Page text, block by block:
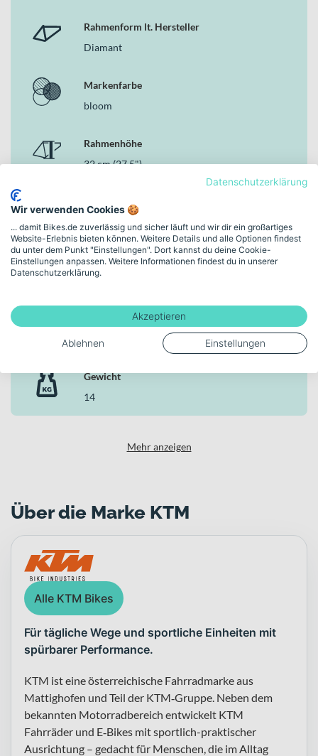
Rahmenform lt. Hersteller
Diamant
Markenfarbe
bloom
Rahmenhöhe
32 cm (27,5")
Kettenschaltung
Bremsen
Hydraulische Scheibenbremse
Rahmen-Material
Aluminium
Gewicht
14
Mehr anzeigen
Über die Marke KTM
Alle KTM Bikes
Für tägliche Wege und sportliche Einheiten mit
spürbarer Performance.
KTM ist eine österreichische Fahrradmarke aus
Mattighofen und Teil der KTM‑Gruppe. Neben dem
bekannten Motorradbereich entwickelt KTM
Fahrräder und E‑Bikes mit sportlich-praktischer
Ausrichtung – gedacht für Menschen, die im Alltag
Datenschutzerklärung
Wir verwenden Cookies 🍪
... damit Bikes.de zuverlässig und sicher läuft und wir dir ein großartiges
Website-Erlebnis bieten können. Weitere Details und alle Optionen findest
du unter dem Punkt "Einstellungen". Dort kannst du deine Cookie-
Einstellungen anpassen. Weitere Informationen findest du in unserer
Datenschutzerklärung.
Akzeptieren
Ablehnen Einstellungen